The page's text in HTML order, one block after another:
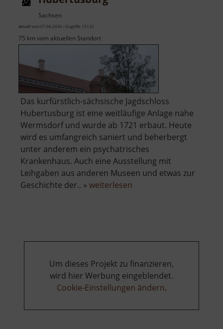
Sachsen
aktuell vom 07.06.2026 / Zugriffe: 15132
75 km vom aktuellen Standort
Das kurfürstlich-sächsische Jagdschloss
Hubertusburg ist eine weitläufige Anlage nahe
Wermsdorf und wurde ab 1721 erbaut. Heute
wird es umfangreich saniert und beherbergt
unter anderem ein psychatrisches
Krankenhaus. Auch eine Ausstellung mit
Leihgaben aus anderen Museen und etwas zur
Geschichte der.. » weiterlesen
Um dieses Projekt zu finanzieren,
wird hier Werbung eingeblendet.
Cookie-Einstellungen ändern.